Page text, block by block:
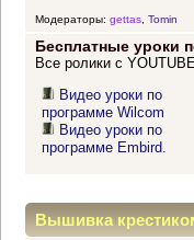
Модераторы: gettas, Tomin
Бесплатные уроки
Все ролики с
Видео уроки по
программе Wilcom
Видео уроки по
программе Embird.
Вышивка